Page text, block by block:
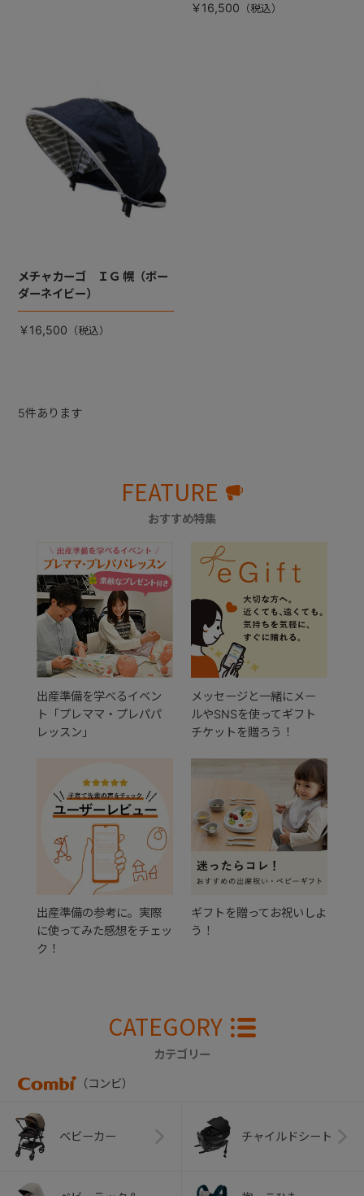
￥16,500
メチャカーゴ ＩＧ 幌（ボー
ダーネイビー）
￥16,500
5件あります
FEATURE
おすすめ特集
出産準備を学べるイベン
ト「プレママ・プレパパ
レッスン」
メッセージと一緒にメー
ルやSNSを使ってギフト
チケットを贈ろう！
出産準備の参考に。実際
に使ってみた感想をチェッ
ク！
ギフトを贈ってお祝いしよ
う！
CATEGORY
カテゴリー
（コンビ）
ベビーカー チャイルドシート